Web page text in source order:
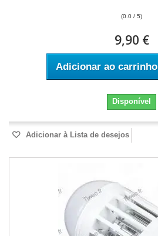
(0.0 / 5)
9,90 €
Adicionar ao carrinho
Disponível
Adicionar à Lista de desejos